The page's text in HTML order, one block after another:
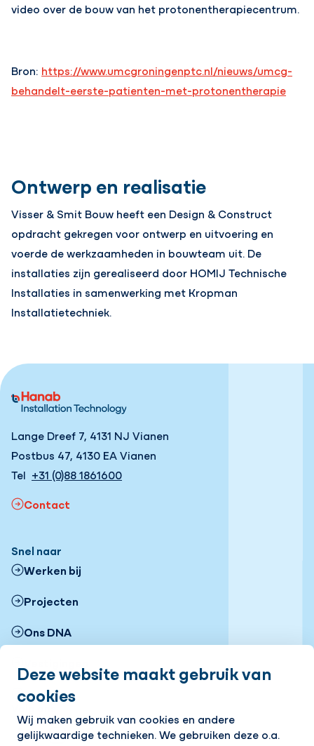
Deze website maakt gebruik van
cookies
Wij maken gebruik van cookies en andere
gelijkwaardige technieken. We gebruiken deze o.a.
video over de bouw van het protonentherapiecentrum.
Bron: https://www.umcgroningenptc.nl/nieuws/umcg-
behandelt-eerste-patienten-met-protonentherapie
Ontwerp en realisatie
Visser & Smit Bouw heeft een Design & Construct
opdracht gekregen voor ontwerp en uitvoering en
voerde de werkzaamheden in bouwteam uit. De
installaties zijn gerealiseerd door HOMIJ Technische
Installaties in samenwerking met Kropman
Installatietechniek.
Lange Dreef 7, 4131 NJ Vianen
Postbus 47, 4130 EA Vianen
Tel +31 (0)88 1861600
Contact
Snel naar
Werken bij
Projecten
Ons DNA
Nieuws